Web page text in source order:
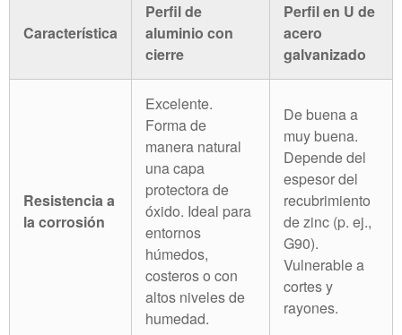
Característica
Perfil de
aluminio con
cierre
Perfil en U de
acero
galvanizado
Resistencia a
la corrosión
Excelente.
Forma de
manera natural
una capa
protectora de
óxido. Ideal para
entornos
húmedos,
costeros o con
altos niveles de
humedad.
De buena a
muy buena.
Depende del
espesor del
recubrimiento
de zinc (p. ej.,
G90).
Vulnerable a
cortes y
rayones.